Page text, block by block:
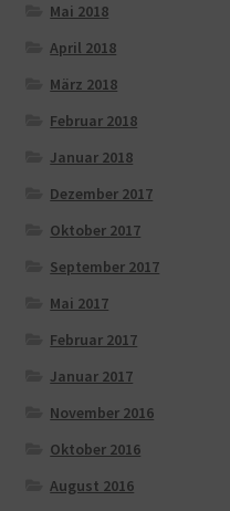
Mai 2018
April 2018
März 2018
Februar 2018
Januar 2018
Dezember 2017
Oktober 2017
September 2017
Mai 2017
Februar 2017
Januar 2017
November 2016
Oktober 2016
August 2016